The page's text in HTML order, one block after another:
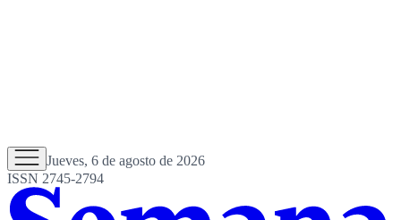
Jueves, 6 de agosto de 2026
ISSN 2745-2794